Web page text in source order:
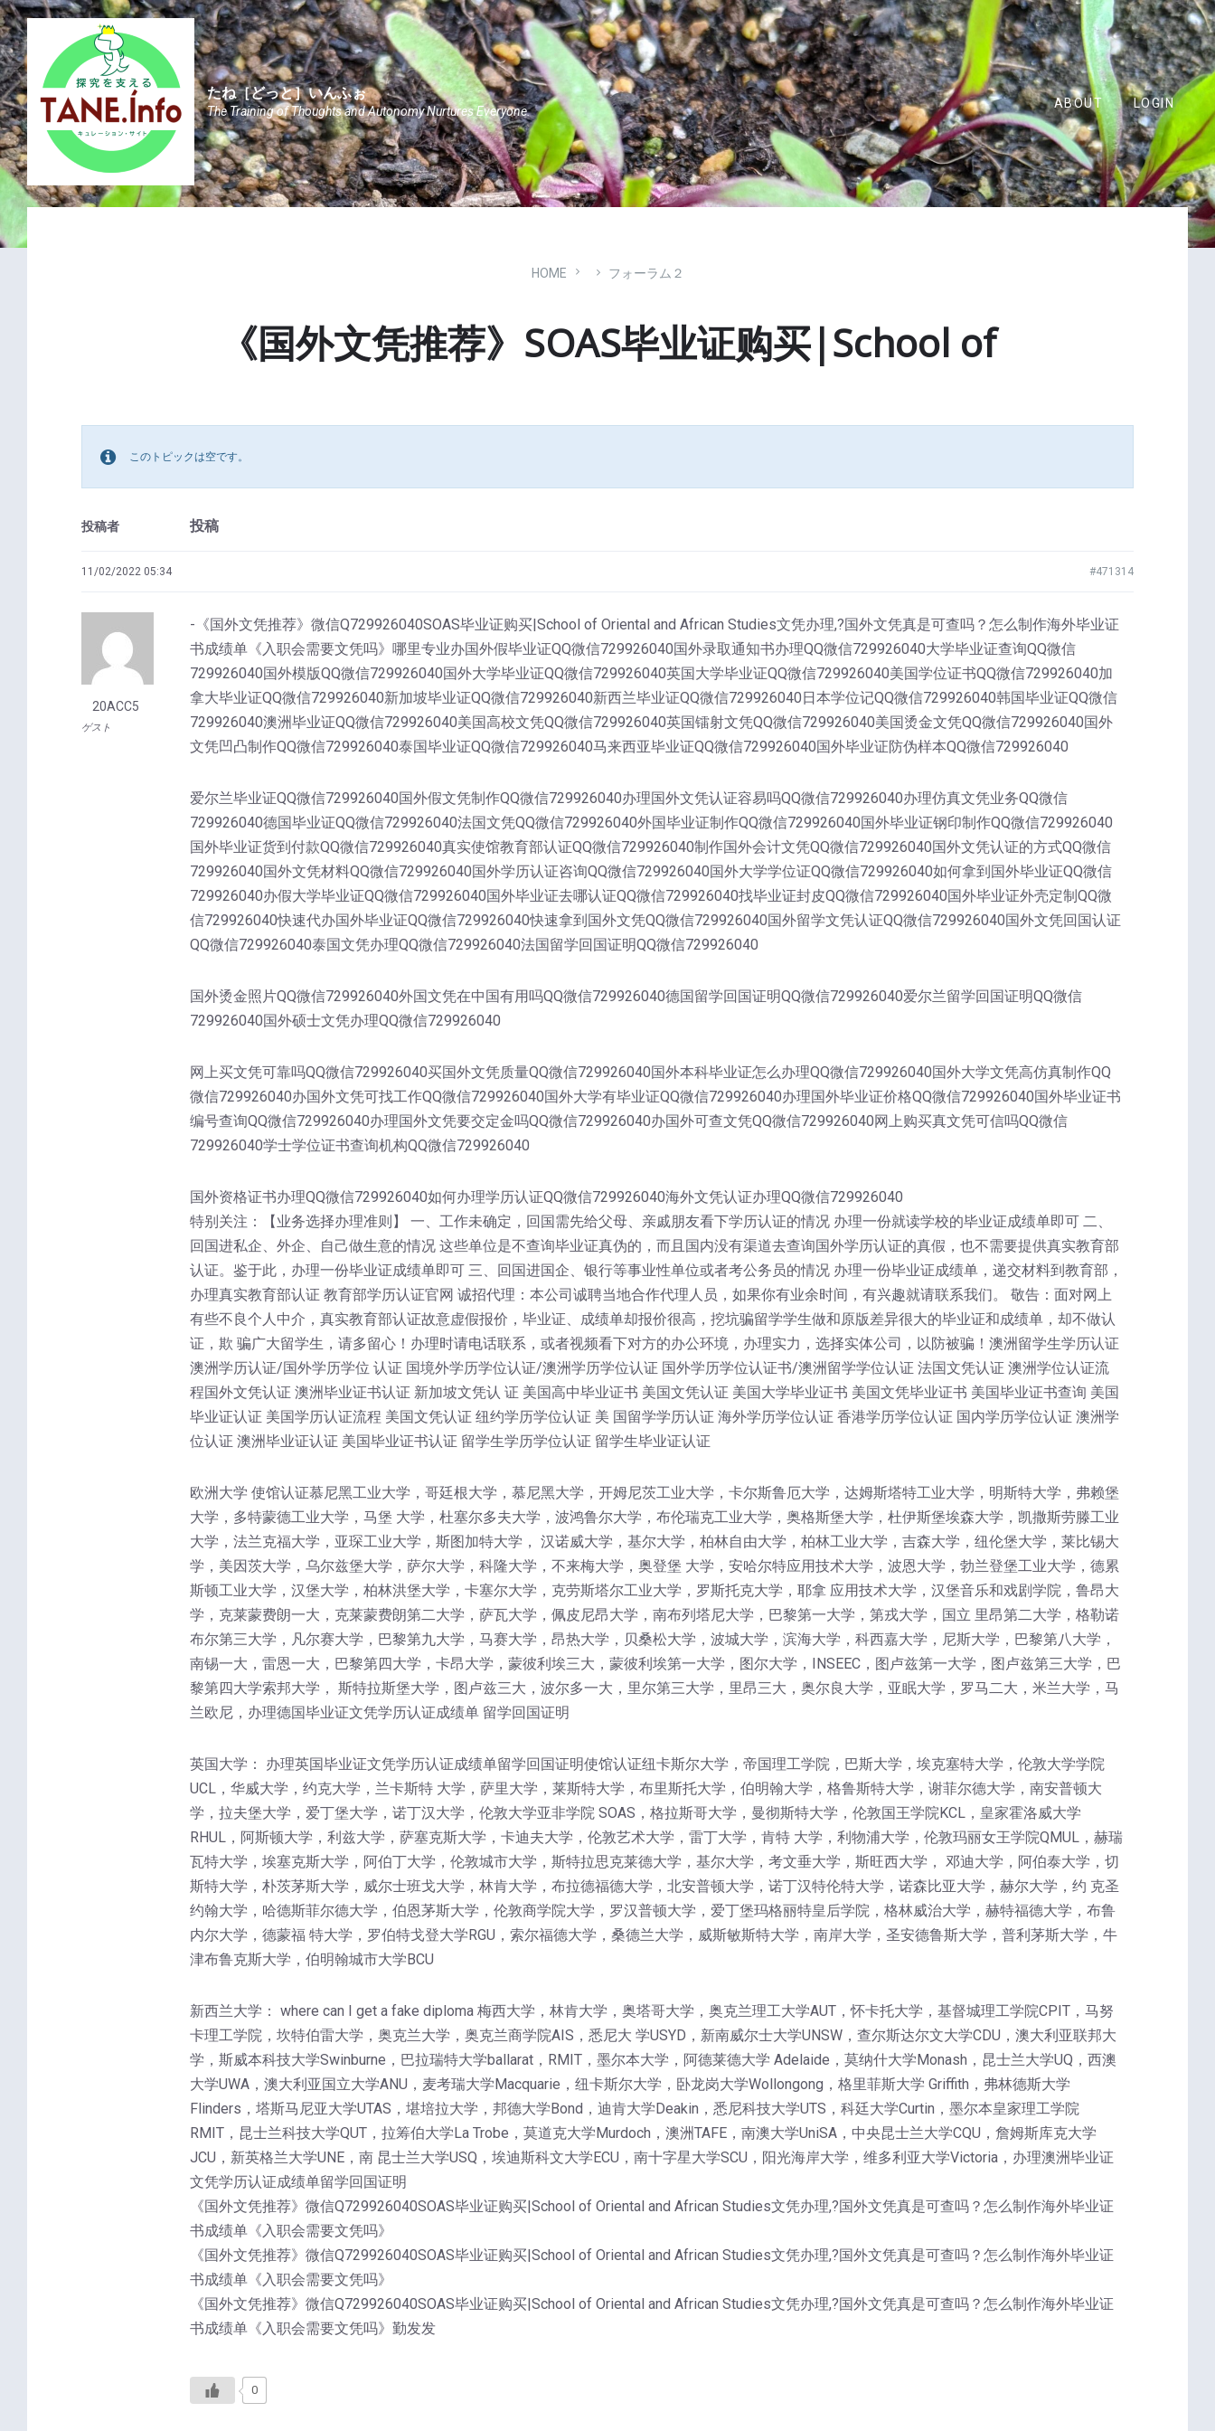
Skip
to
content
Skip
to
main
navigation
Skip
to
footer
たね［どっと］いんふぉ
The Training of Thoughts and Autonomy Nurtures Everyone.
ABOUT LOGIN
HOME フォーラム２
《国外文凭推荐》SOAS毕业证购买|School of
このトピックは空です。
投稿者 投稿
11/02/2022 05:34 #471314
20ACC5
ゲスト
-《国外文凭推荐》微信Q729926040SOAS毕业证购买|School of Oriental and African Studies文凭办理,?国外文凭真是可查吗？怎么制作海外毕业证
书成绩单《入职会需要文凭吗》哪里专业办国外假毕业证QQ微信729926040国外录取通知书办理QQ微信729926040大学毕业证查询QQ微信
729926040国外模版QQ微信729926040国外大学毕业证QQ微信729926040英国大学毕业证QQ微信729926040美国学位证书QQ微信729926040加
拿大毕业证QQ微信729926040新加坡毕业证QQ微信729926040新西兰毕业证QQ微信729926040日本学位记QQ微信729926040韩国毕业证QQ微信
729926040澳洲毕业证QQ微信729926040美国高校文凭QQ微信729926040英国镭射文凭QQ微信729926040美国烫金文凭QQ微信729926040国外
文凭凹凸制作QQ微信729926040泰国毕业证QQ微信729926040马来西亚毕业证QQ微信729926040国外毕业证防伪样本QQ微信729926040
爱尔兰毕业证QQ微信729926040国外假文凭制作QQ微信729926040办理国外文凭认证容易吗QQ微信729926040办理仿真文凭业务QQ微信
729926040德国毕业证QQ微信729926040法国文凭QQ微信729926040外国毕业证制作QQ微信729926040国外毕业证钢印制作QQ微信729926040
国外毕业证货到付款QQ微信729926040真实使馆教育部认证QQ微信729926040制作国外会计文凭QQ微信729926040国外文凭认证的方式QQ微信
729926040国外文凭材料QQ微信729926040国外学历认证咨询QQ微信729926040国外大学学位证QQ微信729926040如何拿到国外毕业证QQ微信
729926040办假大学毕业证QQ微信729926040国外毕业证去哪认证QQ微信729926040找毕业证封皮QQ微信729926040国外毕业证外壳定制QQ微
信729926040快速代办国外毕业证QQ微信729926040快速拿到国外文凭QQ微信729926040国外留学文凭认证QQ微信729926040国外文凭回国认证
QQ微信729926040泰国文凭办理QQ微信729926040法国留学回国证明QQ微信729926040
国外烫金照片QQ微信729926040外国文凭在中国有用吗QQ微信729926040德国留学回国证明QQ微信729926040爱尔兰留学回国证明QQ微信
729926040国外硕士文凭办理QQ微信729926040
网上买文凭可靠吗QQ微信729926040买国外文凭质量QQ微信729926040国外本科毕业证怎么办理QQ微信729926040国外大学文凭高仿真制作QQ
微信729926040办国外文凭可找工作QQ微信729926040国外大学有毕业证QQ微信729926040办理国外毕业证价格QQ微信729926040国外毕业证书
编号查询QQ微信729926040办理国外文凭要交定金吗QQ微信729926040办国外可查文凭QQ微信729926040网上购买真文凭可信吗QQ微信
729926040学士学位证书查询机构QQ微信729926040
国外资格证书办理QQ微信729926040如何办理学历认证QQ微信729926040海外文凭认证办理QQ微信729926040
特别关注：【业务选择办理准则】 一、工作未确定，回国需先给父母、亲戚朋友看下学历认证的情况 办理一份就读学校的毕业证成绩单即可 二、
回国进私企、外企、自己做生意的情况 这些单位是不查询毕业证真伪的，而且国内没有渠道去查询国外学历认证的真假，也不需要提供真实教育部
认证。鉴于此，办理一份毕业证成绩单即可 三、回国进国企、银行等事业性单位或者考公务员的情况 办理一份毕业证成绩单，递交材料到教育部，
办理真实教育部认证 教育部学历认证官网 诚招代理：本公司诚聘当地合作代理人员，如果你有业余时间，有兴趣就请联系我们。 敬告：面对网上
有些不良个人中介，真实教育部认证故意虚假报价，毕业证、成绩单却报价很高，挖坑骗留学学生做和原版差异很大的毕业证和成绩单，却不做认
证，欺 骗广大留学生，请多留心！办理时请电话联系，或者视频看下对方的办公环境，办理实力，选择实体公司，以防被骗！澳洲留学生学历认证
澳洲学历认证/国外学历学位 认证 国境外学历学位认证/澳洲学历学位认证 国外学历学位认证书/澳洲留学学位认证 法国文凭认证 澳洲学位认证流
程国外文凭认证 澳洲毕业证书认证 新加坡文凭认 证 美国高中毕业证书 美国文凭认证 美国大学毕业证书 美国文凭毕业证书 美国毕业证书查询 美国
毕业证认证 美国学历认证流程 美国文凭认证 纽约学历学位认证 美 国留学学历认证 海外学历学位认证 香港学历学位认证 国内学历学位认证 澳洲学
位认证 澳洲毕业证认证 美国毕业证书认证 留学生学历学位认证 留学生毕业证认证
欧洲大学 使馆认证慕尼黑工业大学，哥廷根大学，慕尼黑大学，开姆尼茨工业大学，卡尔斯鲁厄大学，达姆斯塔特工业大学，明斯特大学，弗赖堡
大学，多特蒙德工业大学，马堡 大学，杜塞尔多夫大学，波鸿鲁尔大学，布伦瑞克工业大学，奥格斯堡大学，杜伊斯堡埃森大学，凯撒斯劳滕工业
大学，法兰克福大学，亚琛工业大学，斯图加特大学， 汉诺威大学，基尔大学，柏林自由大学，柏林工业大学，吉森大学，纽伦堡大学，莱比锡大
学，美因茨大学，乌尔兹堡大学，萨尔大学，科隆大学，不来梅大学，奥登堡 大学，安哈尔特应用技术大学，波恩大学，勃兰登堡工业大学，德累
斯顿工业大学，汉堡大学，柏林洪堡大学，卡塞尔大学，克劳斯塔尔工业大学，罗斯托克大学，耶拿 应用技术大学，汉堡音乐和戏剧学院，鲁昂大
学，克莱蒙费朗一大，克莱蒙费朗第二大学，萨瓦大学，佩皮尼昂大学，南布列塔尼大学，巴黎第一大学，第戎大学，国立 里昂第二大学，格勒诺
布尔第三大学，凡尔赛大学，巴黎第九大学，马赛大学，昂热大学，贝桑松大学，波城大学，滨海大学，科西嘉大学，尼斯大学，巴黎第八大学，
南锡一大，雷恩一大，巴黎第四大学，卡昂大学，蒙彼利埃三大，蒙彼利埃第一大学，图尔大学，INSEEC，图卢兹第一大学，图卢兹第三大学，巴
黎第四大学索邦大学， 斯特拉斯堡大学，图卢兹三大，波尔多一大，里尔第三大学，里昂三大，奥尔良大学，亚眠大学，罗马二大，米兰大学，马
兰欧尼，办理德国毕业证文凭学历认证成绩单 留学回国证明
英国大学： 办理英国毕业证文凭学历认证成绩单留学回国证明使馆认证纽卡斯尔大学，帝国理工学院，巴斯大学，埃克塞特大学，伦敦大学学院
UCL，华威大学，约克大学，兰卡斯特 大学，萨里大学，莱斯特大学，布里斯托大学，伯明翰大学，格鲁斯特大学，谢菲尔德大学，南安普顿大
学，拉夫堡大学，爱丁堡大学，诺丁汉大学，伦敦大学亚非学院 SOAS，格拉斯哥大学，曼彻斯特大学，伦敦国王学院KCL，皇家霍洛威大学
RHUL，阿斯顿大学，利兹大学，萨塞克斯大学，卡迪夫大学，伦敦艺术大学，雷丁大学，肯特 大学，利物浦大学，伦敦玛丽女王学院QMUL，赫瑞
瓦特大学，埃塞克斯大学，阿伯丁大学，伦敦城市大学，斯特拉思克莱德大学，基尔大学，考文垂大学，斯旺西大学， 邓迪大学，阿伯泰大学，切
斯特大学，朴茨茅斯大学，威尔士班戈大学，林肯大学，布拉德福德大学，北安普顿大学，诺丁汉特伦特大学，诺森比亚大学，赫尔大学，约 克圣
约翰大学，哈德斯菲尔德大学，伯恩茅斯大学，伦敦商学院大学，罗汉普顿大学，爱丁堡玛格丽特皇后学院，格林威治大学，赫特福德大学，布鲁
内尔大学，德蒙福 特大学，罗伯特戈登大学RGU，索尔福德大学，桑德兰大学，威斯敏斯特大学，南岸大学，圣安德鲁斯大学，普利茅斯大学，牛
津布鲁克斯大学，伯明翰城市大学BCU
新西兰大学： where can I get a fake diploma 梅西大学，林肯大学，奥塔哥大学，奥克兰理工大学AUT，怀卡托大学，基督城理工学院CPIT，马努
卡理工学院，坎特伯雷大学，奥克兰大学，奥克兰商学院AIS，悉尼大 学USYD，新南威尔士大学UNSW，查尔斯达尔文大学CDU，澳大利亚联邦大
学，斯威本科技大学Swinburne，巴拉瑞特大学ballarat，RMIT，墨尔本大学，阿德莱德大学 Adelaide，莫纳什大学Monash，昆士兰大学UQ，西澳
大学UWA，澳大利亚国立大学ANU，麦考瑞大学Macquarie，纽卡斯尔大学，卧龙岗大学Wollongong，格里菲斯大学 Griffith，弗林德斯大学
Flinders，塔斯马尼亚大学UTAS，堪培拉大学，邦德大学Bond，迪肯大学Deakin，悉尼科技大学UTS，科廷大学Curtin，墨尔本皇家理工学院
RMIT，昆士兰科技大学QUT，拉筹伯大学La Trobe，莫道克大学Murdoch，澳洲TAFE，南澳大学UniSA，中央昆士兰大学CQU，詹姆斯库克大学
JCU，新英格兰大学UNE，南 昆士兰大学USQ，埃迪斯科文大学ECU，南十字星大学SCU，阳光海岸大学，维多利亚大学Victoria，办理澳洲毕业证
文凭学历认证成绩单留学回国证明
《国外文凭推荐》微信Q729926040SOAS毕业证购买|School of Oriental and African Studies文凭办理,?国外文凭真是可查吗？怎么制作海外毕业证
书成绩单《入职会需要文凭吗》
《国外文凭推荐》微信Q729926040SOAS毕业证购买|School of Oriental and African Studies文凭办理,?国外文凭真是可查吗？怎么制作海外毕业证
书成绩单《入职会需要文凭吗》
《国外文凭推荐》微信Q729926040SOAS毕业证购买|School of Oriental and African Studies文凭办理,?国外文凭真是可查吗？怎么制作海外毕业证
书成绩单《入职会需要文凭吗》勤发发
0